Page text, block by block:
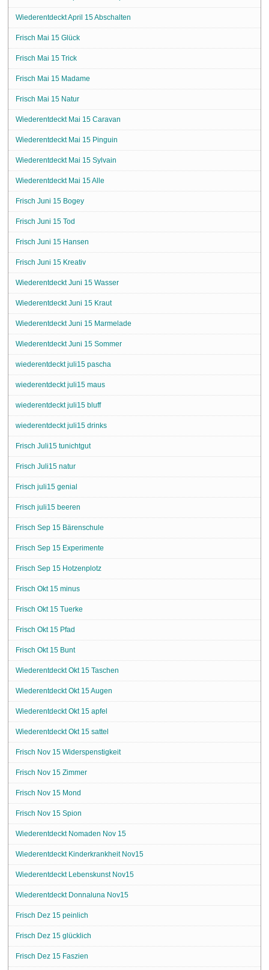
Wiederentdeckt April 15 Abschalten
Frisch Mai 15 Glück
Frisch Mai 15 Trick
Frisch Mai 15 Madame
Frisch Mai 15 Natur
Wiederentdeckt Mai 15 Caravan
Wiederentdeckt Mai 15 Pinguin
Wiederentdeckt Mai 15 Sylvain
Wiederentdeckt Mai 15 Alle
Frisch Juni 15 Bogey
Frisch Juni 15 Tod
Frisch Juni 15 Hansen
Frisch Juni 15 Kreativ
Wiederentdeckt Juni 15 Wasser
Wiederentdeckt Juni 15 Kraut
Wiederentdeckt Juni 15 Marmelade
Wiederentdeckt Juni 15 Sommer
wiederentdeckt juli15 pascha
wiederentdeckt juli15 maus
wiederentdeckt juli15 bluff
wiederentdeckt juli15 drinks
Frisch Juli15 tunichtgut
Frisch Juli15 natur
Frisch juli15 genial
Frisch juli15 beeren
Frisch Sep 15 Bärenschule
Frisch Sep 15 Experimente
Frisch Sep 15 Hotzenplotz
Frisch Okt 15 minus
Frisch Okt 15 Tuerke
Frisch Okt 15 Pfad
Frisch Okt 15 Bunt
Wiederentdeckt Okt 15 Taschen
Wiederentdeckt Okt 15 Augen
Wiederentdeckt Okt 15 apfel
Wiederentdeckt Okt 15 sattel
Frisch Nov 15 Widerspenstigkeit
Frisch Nov 15 Zimmer
Frisch Nov 15 Mond
Frisch Nov 15 Spion
Wiederentdeckt Nomaden Nov 15
Wiederentdeckt Kinderkrankheit Nov15
Wiederentdeckt Lebenskunst Nov15
Wiederentdeckt Donnaluna Nov15
Frisch Dez 15 peinlich
Frisch Dez 15 glücklich
Frisch Dez 15 Faszien